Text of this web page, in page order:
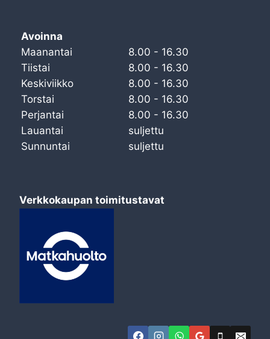
Avoinna
Maanantai
8.00 - 16.30
Tiistai
8.00 - 16.30
Keskiviikko
8.00 - 16.30
Torstai
8.00 - 16.30
Perjantai
8.00 - 16.30
Lauantai
suljettu
Sunnuntai
suljettu
Verkkokaupan toimitustavat